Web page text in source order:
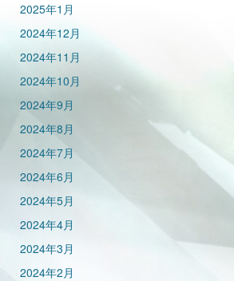
2025年1月
2024年12月
2024年11月
2024年10月
2024年9月
2024年8月
2024年7月
2024年6月
2024年5月
2024年4月
2024年3月
2024年2月